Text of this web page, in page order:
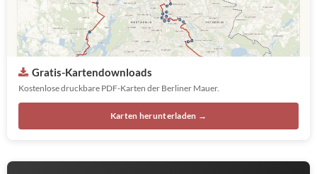
Gratis-Kartendownloads
Kostenlose druckbare PDF-Karten der Berliner Mauer.
Karten herunterladen →